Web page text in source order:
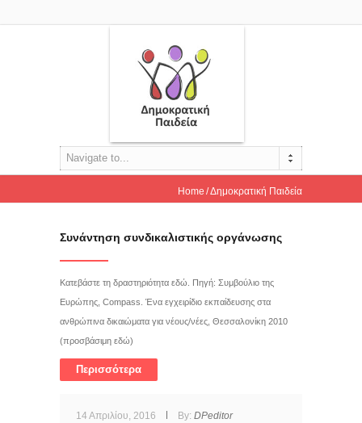
Navigate to...
Home Δημοκρατική Παιδεία
Συνάντηση συνδικαλιστικής οργάνωσης
Κατεβάστε τη δραστηριότητα εδώ. Πηγή: Συμβούλιο της
Ευρώπης, Compass. Ένα εγχειρίδιο εκπαίδευσης στα
ανθρώπινα δικαιώματα για νέους/νέες, Θεσσαλονίκη 2010
(προσβάσιμη εδώ)
Περισσότερα
14 Απριλίου, 2016 By: DPeditor